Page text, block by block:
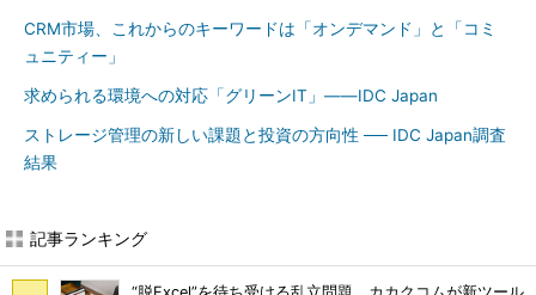
CRM市場、これからのキーワードは「オンデマンド」と「コミ
ュニティー」
求められる環境への対応「グリーンIT」――IDC Japan
ストレージ管理の新しい課題と投資の方向性 ── IDC Japan調査
結果
記事ランキング